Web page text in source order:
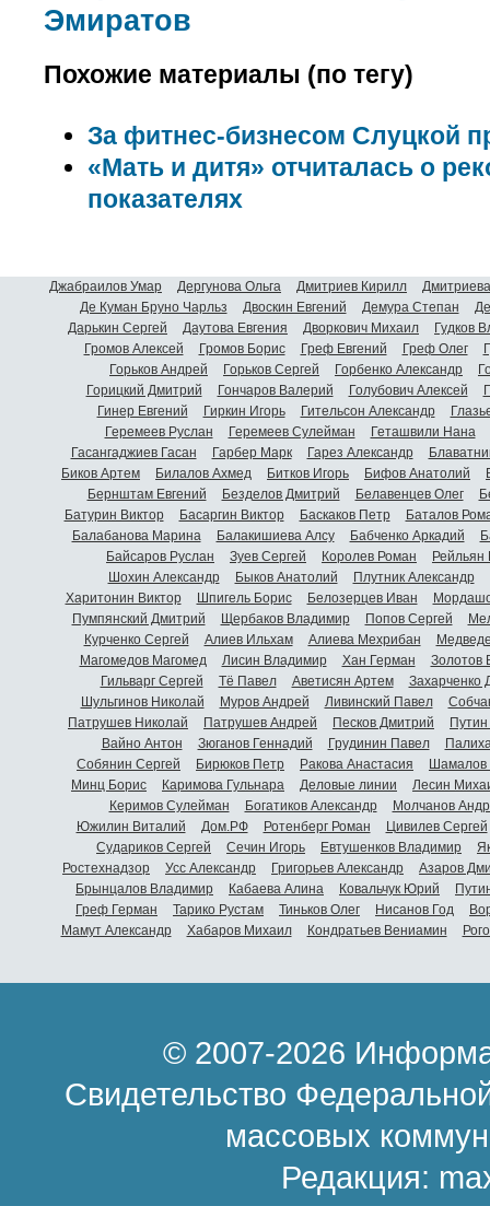
Эмиратов
Похожие материалы (по тегу)
За фитнес-бизнесом Слуцкой
«Мать и дитя» отчиталась о
показателях
Джабраилов Умар Дергунова Ольга Дмитриев Кирилл
Де Куман Бруно Чарльз
Двоскин Евгений Демура Степан
Дарькин Сергей
Даутова Евгения Дворкович Михаил
Гудков
Громов Алексей
Громов Борис Греф Евгений Греф Олег
Горьков Андрей
Горьков Сергей Горбенко Александр
Горицкий Дмитрий
Гончаров Валерий Голубович Алексей
Гинер Евгений
Гиркин Игорь Гительсон Александр
Геремеев Руслан
Геремеев Сулейман
Геташвили Нана
Гасангаджиев Гасан
Гарбер Марк Гарез Александр
Биков Артем
Билалов Ахмед Битков Игорь Бифов Анатолий
Бернштам Евгений
Безделов Дмитрий Белавенцев Олег
Батурин Виктор
Басаргин Виктор Баскаков Петр
Баталов
Балабанова Марина
Балакишиева Алсу Бабченко Аркадий
Байсаров Руслан
Зуев Сергей Королев Роман
Шохин Александр
Быков Анатолий Плутник Александр
Харитонин Виктор
Шпигель Борис Белозерцев Иван
Пумпянский Дмитрий
Щербаков Владимир Попов Сергей
Курченко Сергей
Алиев Ильхам Алиева Мехрибан
Магомедов Магомед
Лисин Владимир Хан Герман
Золотов
Гильварг Сергей
Тё Павел Аветисян Артем
Захарченко
Шульгинов Николай
Муров Андрей Ливинский Павел
Патрушев Николай
Патрушев Андрей Песков Дмитрий
Вайно Антон
Зюганов Геннадий Грудинин Павел
Собянин Сергей
Бирюков Петр Ракова Анастасия
Шамалов
Минц Борис
Каримова Гульнара Деловые линии
Лесин
Керимов Сулейман
Богатиков Александр
Молчанов
Южилин Виталий
Дом.РФ Ротенберг Роман
Цивилев Сергей
Судариков Сергей
Сечин Игорь Евтушенков Владимир
Ростехнадзор
Усс Александр Григорьев Александр
Азаров
Брынцалов Владимир
Кабаева Алина Ковальчук Юрий
Греф Герман
Тарико Рустам Тиньков Олег Нисанов Год
Мамут Александр
Хабаров Михаил Кондратьев Вениамин
© 2007-2026
Свидетельство
массовых
Редакция: